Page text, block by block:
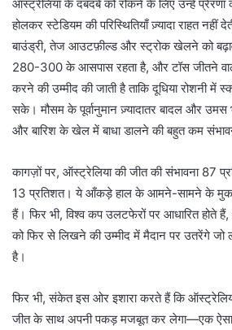
ऑस्ट्रेलिया के दबदबे को रोकने के लिए उन्हें प्रेरणा
होलकर स्टेडियम की परिस्थितियाँ ज़्यादा राहत नहीं
बाउंड्री, तेज आउटफ़ील्ड और स्ट्रोक खेलने को
280-300 के आसपास रहता है, और टॉस जीतने
करने की उम्मीद की जाती है ताकि दूधिया रोशनी में
सके। मौसम के पूर्वानुमान ज़्यादातर बादल और
और बारिश के खेल में बाधा डालने की बहुत कम
कागज़ों पर, ऑस्ट्रेलिया की जीत की संभावना 87
13 प्रतिशत। ये आँकड़े हाल के आमने-सामने के
हैं। फिर भी, विश्व कप उलटफेरों पर आधारित होते
को फिर से लिखने की उम्मीद में मैदान पर उतरेंगे
है।
फिर भी, संकेत इस ओर इशारा करते हैं कि
जीत के साथ अपनी पकड़ मजबूत कर लेगा—एक ऐसा